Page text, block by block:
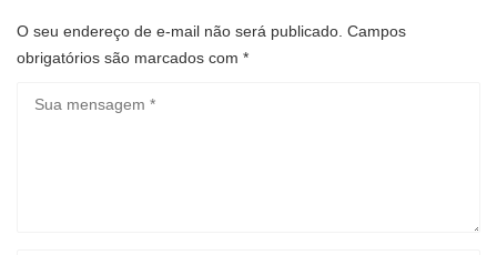
O seu endereço de e-mail não será publicado. Campos
obrigatórios são marcados com *